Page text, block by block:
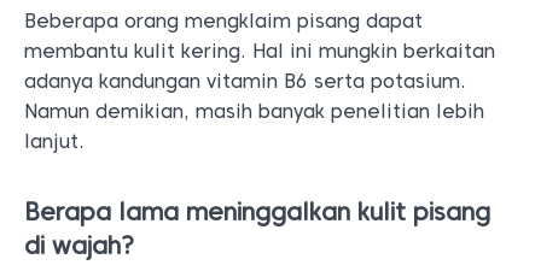
Beberapa orang mengklaim pisang dapat
membantu kulit kering. Hal ini mungkin berkaitan
adanya kandungan vitamin B6 serta potasium.
Namun demikian, masih banyak penelitian lebih
lanjut.
Berapa lama meninggalkan kulit pisang
di wajah?